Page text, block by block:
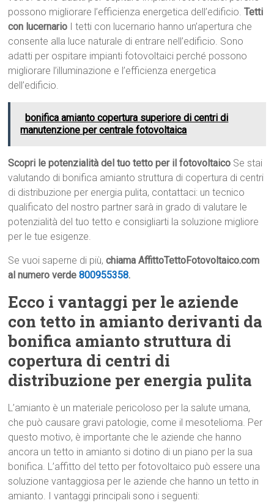
possono migliorare l’efficienza energetica dell’edificio.Tetti
con lucernario I tetti con lucernario hanno un’apertura che
consente alla luce naturale di entrare nell’edificio. Sono
adatti per ospitare impianti fotovoltaici perché possono
migliorare l’illuminazione e l’efficienza energetica
dell’edificio.
bonifica amianto copertura superiore di centri di
manutenzione per centrale fotovoltaica
Scopri le potenzialità del tuo tetto per il fotovoltaico Se stai
valutando di bonifica amianto struttura di copertura di centri
di distribuzione per energia pulita, contattaci: un tecnico
qualificato del nostro partner sarà in grado di valutare le
potenzialità del tuo tetto e consigliarti la soluzione migliore
per le tue esigenze.
Se vuoi saperne di più,chiama AffittoTettoFotovoltaico.com
al numero verde800955358.
Ecco i vantaggi per le aziende
con tetto in amianto derivanti da
bonifica amianto struttura di
copertura di centri di
distribuzione per energia pulita
L’amianto è un materiale pericoloso per la salute umana,
che può causare gravi patologie, come il mesotelioma. Per
questo motivo, è importante che le aziende che hanno
ancora un tetto in amianto si dotino di un piano per la sua
bonifica. L’affitto del tetto per fotovoltaico può essere una
soluzione vantaggiosa per le aziende che hanno un tetto in
amianto. I vantaggi principali sono i seguenti: